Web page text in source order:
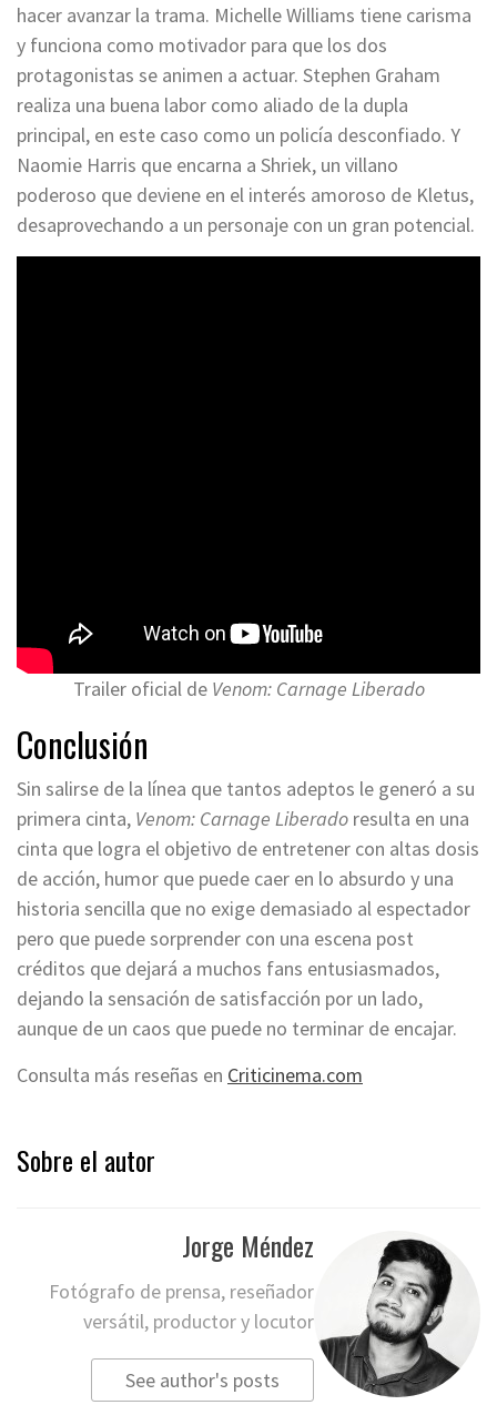
hacer avanzar la trama. Michelle Williams tiene carisma
y funciona como motivador para que los dos
protagonistas se animen a actuar. Stephen Graham
realiza una buena labor como aliado de la dupla
principal, en este caso como un policía desconfiado. Y
Naomie Harris que encarna a Shriek, un villano
poderoso que deviene en el interés amoroso de Kletus,
desaprovechando a un personaje con un gran potencial.
Trailer oficial de Venom: Carnage Liberado
Conclusión
Sin salirse de la línea que tantos adeptos le generó a su
primera cinta, Venom: Carnage Liberado resulta en una
cinta que logra el objetivo de entretener con altas dosis
de acción, humor que puede caer en lo absurdo y una
historia sencilla que no exige demasiado al espectador
pero que puede sorprender con una escena post
créditos que dejará a muchos fans entusiasmados,
dejando la sensación de satisfacción por un lado,
aunque de un caos que puede no terminar de encajar.
Consulta más reseñas en Criticinema.com
Sobre el autor
Jorge Méndez
Fotógrafo de prensa, reseñador
versátil, productor y locutor
See author's posts